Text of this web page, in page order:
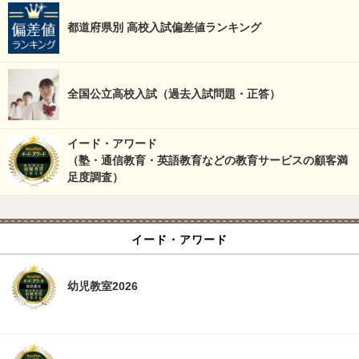
都道府県別 高校入試偏差値ランキング
全国公立高校入試（過去入試問題・正答）
イード・アワード
（塾・通信教育・英語教育などの教育サービスの顧客満
足度調査）
イード・アワード
幼児教室2026